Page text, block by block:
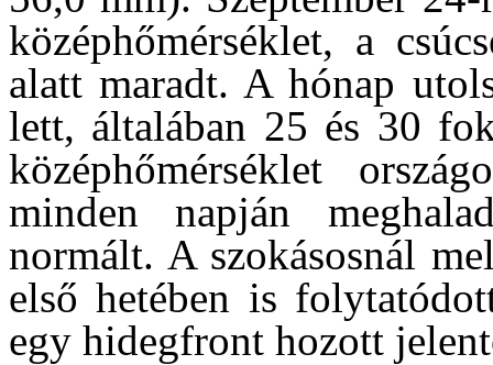
középhőmérséklet, a
alatt maradt. A hónap
lett, általában 25 és 30
középhőmérséklet
minden napján
normált. A szokásosnál
első hetében is
egy hidegfront hozott